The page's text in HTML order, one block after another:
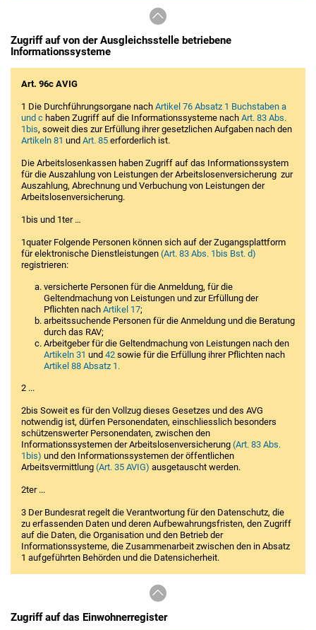
Zugriff auf von der Ausgleichsstelle betriebene
Informationssysteme
Art. 96c AVIG
1 Die Durchführungsorgane nach Artikel 76 Absatz 1 Buchstaben a
und c haben Zugriff auf die Informationssysteme nach Art. 83 Abs.
1bis, soweit dies zur Erfüllung ihrer gesetzlichen Aufgaben nach den
Artikeln 81 und Art. 85 erforderlich ist.
Die Arbeitslosenkassen haben Zugriff auf das Informationssystem
für die Auszahlung von Leistungen der Arbeitslosenversicherung zur
Auszahlung, Abrechnung und Verbuchung von Leistungen der
Arbeitslosenversicherung.
1bis und 1ter …
1quater Folgende Personen können sich auf der Zugangsplattform
für elektronische Dienstleistungen (Art. 83 Abs. 1bis Bst. d)
registrieren:
versicherte Personen für die Anmeldung, für die
Geltendmachung von Leistungen und zur Erfüllung der
Pflichten nach Artikel 17;
arbeitssuchende Personen für die Anmeldung und die Beratung
durch das RAV;
Arbeitgeber für die Geltendmachung von Leistungen nach den
Artikeln 31 und 42 sowie für die Erfüllung ihrer Pflichten nach
Artikel 88 Absatz 1.
2 ...
2bis Soweit es für den Vollzug dieses Gesetzes und des AVG
notwendig ist, dürfen Personendaten, einschliesslich besonders
schützenswerter Personendaten, zwischen den
Informationssystemen der Arbeitslosenversicherung (Art. 83 Abs.
1bis) und den Informationssystemen der öffentlichen
Arbeitsvermittlung (Art. 35 AVIG) ausgetauscht werden.
2ter ...
3 Der Bundesrat regelt die Verantwortung für den Datenschutz, die
zu erfassenden Daten und deren Aufbewahrungsfristen, den Zugriff
auf die Daten, die Organisation und den Betrieb der
Informationssysteme, die Zusammenarbeit zwischen den in Absatz
1 aufgeführten Behörden und die Datensicherheit.
Zugriff auf das Einwohnerregister